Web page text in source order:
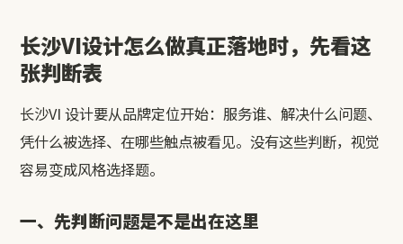
长沙VI设计怎么做真正落地时，先看这
张判断表
长沙VI 设计要从品牌定位开始：服务谁、解决什么问题、
凭什么被选择、在哪些触点被看见。没有这些判断，视觉
容易变成风格选择题。
一、先判断问题是不是出在这里